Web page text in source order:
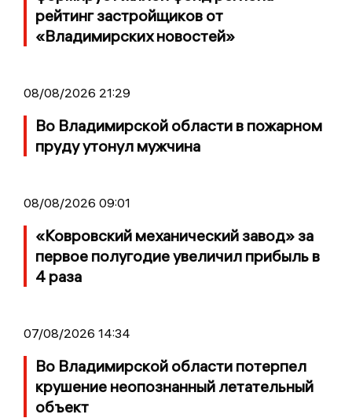
рейтинг застройщиков от
«Владимирских новостей»
08/08/2026 21:29
Во Владимирской области в пожарном
пруду утонул мужчина
08/08/2026 09:01
«Ковровский механический завод» за
первое полугодие увеличил прибыль в
4 раза
07/08/2026 14:34
Во Владимирской области потерпел
крушение неопознанный летательный
объект